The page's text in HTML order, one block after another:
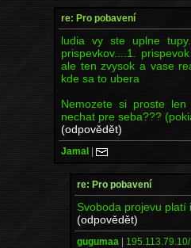
re: Pro pobavení
ludia vy ste uplne
prispevkov....1.
ale ten zvysok a vase
kde sa to ubera
Nemozete si proste
nechat pre seba???
(odpovědět)
Jamal |
re: Pro pobavení
Svoboda projevu platí
(odpovědět)
gugumaa |